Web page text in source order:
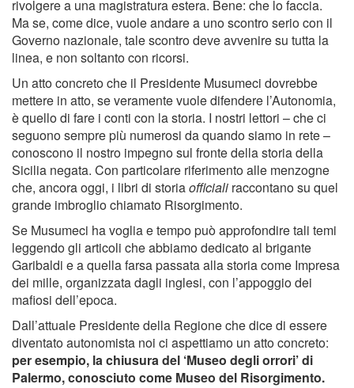
rivolgere a una magistratura estera. Bene: che lo faccia.
Ma se, come dice, vuole andare a uno scontro serio con il
Governo nazionale, tale scontro deve avvenire su tutta la
linea, e non soltanto con ricorsi.
Un atto concreto che il Presidente Musumeci dovrebbe
mettere in atto, se veramente vuole difendere l’Autonomia,
è quello di fare i conti con la storia. I nostri lettori – che ci
seguono sempre più numerosi da quando siamo in rete –
conoscono il nostro impegno sul fronte della storia della
Sicilia negata. Con particolare riferimento alle menzogne
che, ancora oggi, i libri di storiaofficiali raccontano su quel
grande imbroglio chiamato Risorgimento.
Se Musumeci ha voglia e tempo può approfondire tali temi
leggendo gli articoli che abbiamo dedicato al brigante
Garibaldi e a quella farsa passata alla storia come Impresa
dei mille, organizzata dagli inglesi, con l’appoggio dei
mafiosi dell’epoca.
Dall’attuale Presidente della Regione che dice di essere
diventato autonomista noi ci aspettiamo un atto concreto:
per esempio, la chiusura del ‘Museo degli orrori’ di
Palermo, conosciuto come Museo del Risorgimento.